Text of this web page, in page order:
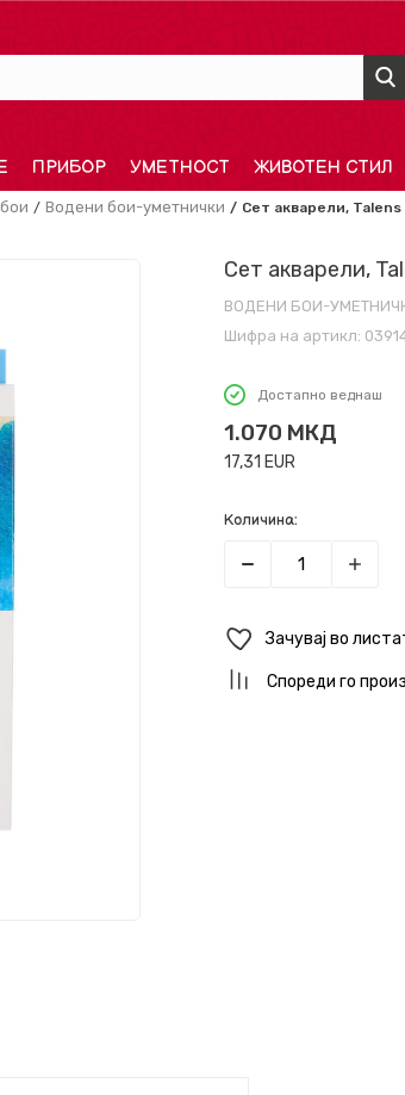
ПРИБОР УМЕТНОСТ ЖИВОТЕН СТИЛ
Водени бои-уметнички Сет акварели,
Сет акварели,
ВОДЕНИ БОИ-
Шифра на артикл:
Достапно веднаш
1.070 МКД
17,31 EUR
Количина:
Зачувај во
Спореди го